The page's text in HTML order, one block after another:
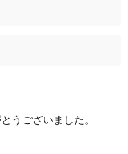
うございました。